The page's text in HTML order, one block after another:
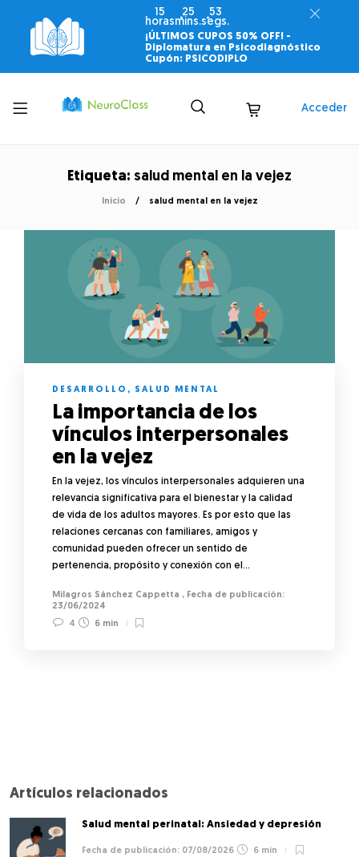
15
horas
25
mins.
53
segs.
¡ÚLTIMOS CUPOS 50% OFF! -
Diplomatura en Psicodiagnóstico
Cupón: PSICODIPLO
Toggle
menu
Acceder
Etiqueta: salud mental en la vejez
Inicio salud mental en la vejez
DESARROLLO , SALUD MENTAL
La importancia de los
vínculos interpersonales
en la vejez
En la vejez, los vínculos interpersonales adquieren una
relevancia significativa para el bienestar y la calidad
de vida de los adultos mayores. Es por esto que las
relaciones cercanas con familiares, amigos y
comunidad pueden ofrecer un sentido de
pertenencia, propósito y conexión con el…
Milagros Sánchez Cappetta ,
23/06/2024
4
6 min
Artículos relacionados
Salud mental perinatal: Ansiedad y depresión
07/08/2026 6 min